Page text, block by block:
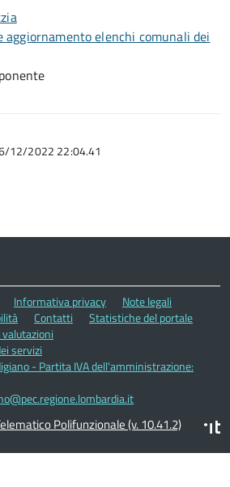
aggiornamento elenchi comunali dei
12/2022 22:04.41
Informativa privacy
Note legali
Contatti
Statistiche del portale
valutazioni
servizi
- Partita IVA dell'amministrazione:
Polifunzionale (v. 10.41.2)